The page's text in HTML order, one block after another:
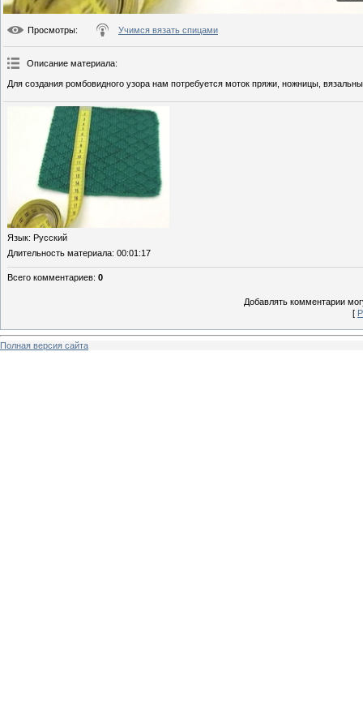
Просмотры: Учимся вязать спицами
Описание материала:
Для создания ромбовидного узора нам потребуется моток пряжи, ножницы,
Язык: Русский
Длительность материала: 00:01:17
Всего комментариев: 0
Добавлять комментарии
[
Полная версия сайта